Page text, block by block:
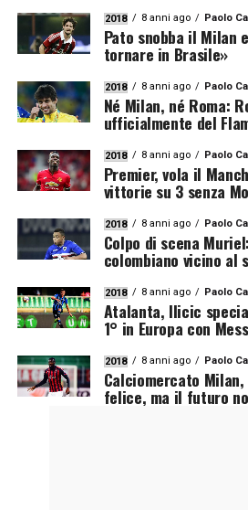
2018 8 anni ago Paolo
Pato snobba il Milan
tornare in Brasile»
2018 8 anni ago Paolo
Né Milan, né Roma:
ufficialmente del
2018 8 anni ago Paolo
Premier, vola il
vittorie su 3 senza
2018 8 anni ago Paolo
Colpo di scena
colombiano vicino al
2018 8 anni ago Paolo
Atalanta, Ilicic
1° in Europa con
2018 8 anni ago Paolo
Calciomercato Milan,
felice, ma il futuro